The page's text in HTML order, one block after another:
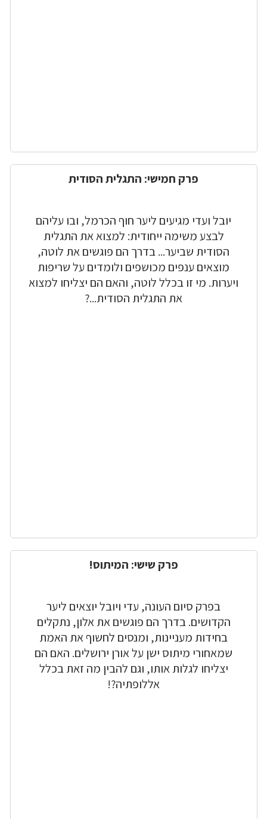
פרק חמישי: התגלית הסודית
יובל ועדי מגיעים ליער חוף הכרמל, ובו עליהם
לבצע משימה ייחודית: למצוא את התגלית
הסודית שביער... בדרך הם פוגשים את לוטה,
מוצאים ענפים מכושפים ולומדים על שריפות
ויערות. מי זו בכלל לוטה, והאם הם יצליחו למצוא
את התגלית הסודית...?
פרק שישי: המיתוס!
בפרק סיום העונה, עדי ויובל יוצאים ליער
הקדושים. בדרך הם פוגשים את אלון, נתקלים
בחידות מעניינות, ומנסים לחשוף את האמת
שמאחורי מיתוס ישן על אורן ירושלים. האם הם
יצליחו לגלות אותו, וגם להבין מה זאת בכלל
אללופתיה?!